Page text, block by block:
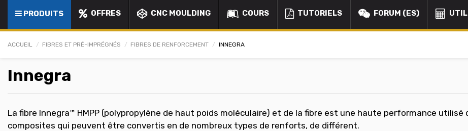
PRODUITS OFFRES CNC MOULDING COURS TUTORIELS FORUM (ES)
ACCUEIL FIBRES ET PRÉ-IMPRÉGNÉS FIBRES DE RENFORCEMENT INNEGRA
Innegra
La fibre Innegra™ HMPP (polypropylène de haut poids moléculaire) et de la fibre est une haute performance
composites qui peuvent être convertis en de nombreux types de renforts, de différent.